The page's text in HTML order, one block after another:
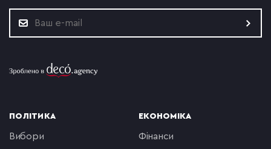
ПОЛІТИКА
вибори
ЕКОНОМІКА
фінанси